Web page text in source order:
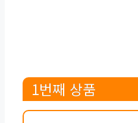
1번째 상품